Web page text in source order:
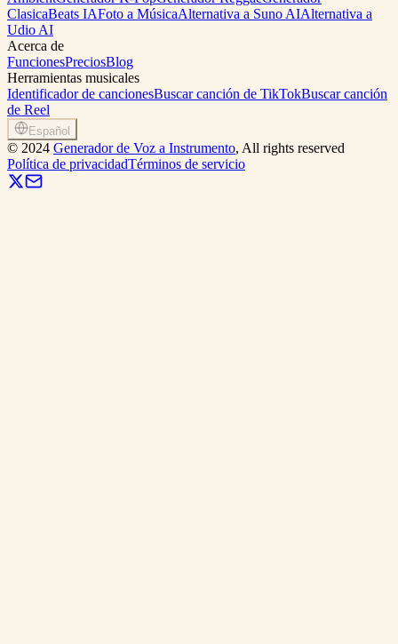
ClasicaBeats IAFoto a MúsicaAlternativa a Suno AIAlternativa a
Udio AI
Acerca de
FuncionesPreciosBlog
Herramientas musicales
Identificador de cancionesBuscar canción de TikTokBuscar canción
de Reel
Español
© 2024 Generador de Voz a Instrumento, All rights reserved
Política de privacidadTérminos de servicio